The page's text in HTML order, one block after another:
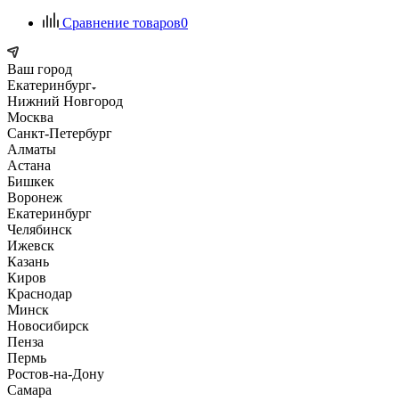
Сравнение товаров0
Ваш город
Екатеринбург
Нижний Новгород
Москва
Санкт-Петербург
Алматы
Астана
Бишкек
Воронеж
Екатеринбург
Челябинск
Ижевск
Казань
Киров
Краснодар
Минск
Новосибирск
Пенза
Пермь
Ростов-на-Дону
Самара